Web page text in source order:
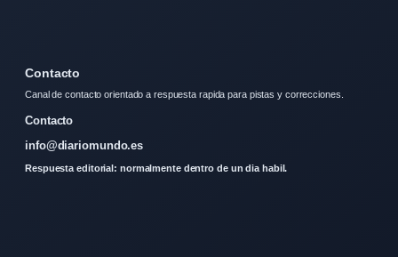
Contacto
Canal de contacto orientado a respuesta rapida para pistas y correcciones.
Contacto
info@diariomundo.es
Respuesta editorial: normalmente dentro de un dia habil.